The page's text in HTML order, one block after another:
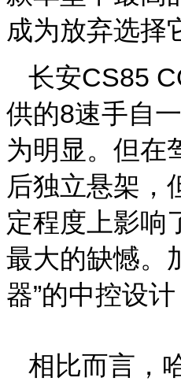
成为放弃选择
长安CS85
供的8速手自
为明显。但在
后独立悬架，
定程度上影响
最大的缺憾。
器”的中控设
相比而言，